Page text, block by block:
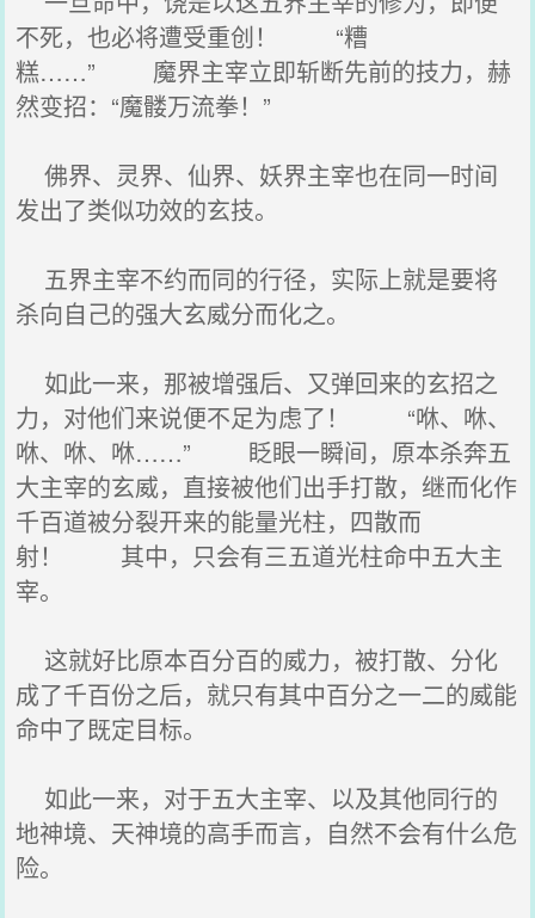
不死，也必将遭受重创！ “糟
糕……” 魔界主宰立即斩断先前的技力，赫
然变招：“魔髅万流拳！”
佛界、灵界、仙界、妖界主宰也在同一时间
发出了类似功效的玄技。
五界主宰不约而同的行径，实际上就是要将
杀向自己的强大玄威分而化之。
如此一来，那被增强后、又弹回来的玄招之
力，对他们来说便不足为虑了！ “咻、咻、
咻、咻、咻……” 眨眼一瞬间，原本杀奔五
大主宰的玄威，直接被他们出手打散，继而化作
千百道被分裂开来的能量光柱，四散而
射！ 其中，只会有三五道光柱命中五大主
宰。
这就好比原本百分百的威力，被打散、分化
成了千百份之后，就只有其中百分之一二的威能
命中了既定目标。
如此一来，对于五大主宰、以及其他同行的
地神境、天神境的高手而言，自然不会有什么危
险。